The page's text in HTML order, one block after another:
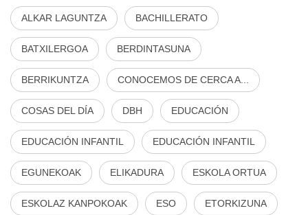
ALKAR LAGUNTZA BACHILLERATO
BATXILERGOA BERDINTASUNA
BERRIKUNTZA CONOCEMOS DE CERCA A...
COSAS DEL DÍA DBH EDUCACIÓN
EDUCACIÓN INFANTIL EDUCACIÓN INFANTIL
EGUNEKOAK ELIKADURA ESKOLA ORTUA
ESKOLAZ KANPOKOAK ESO ETORKIZUNA